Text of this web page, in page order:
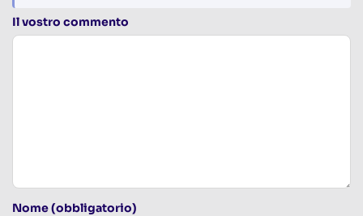
Il vostro commento
Nome (obbligatorio)